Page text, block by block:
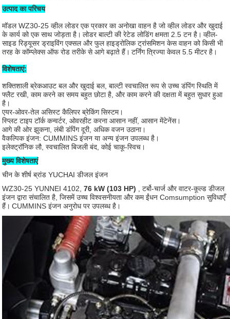
उत्पाद का परिचय
मॉडल WZ30-25 व्हील लोडर एक प्रकार का अनोखा वाहन है जो व्हील लोडर और खुदाई
के कार्य को एक साथ जोड़ता है। लोडर बाल्टी की रेटेड लोडिंग क्षमता 2.5 टन है। व्हील-
साइड रिड्यूसर ड्राइविंग एक्सल और फुल हाइड्रोलिक ट्रांसमिशन केस वाहन को किसी भी
तरह के कॉम्प्लेक्स ऑफ रोड तरीके से आगे बढ़ाते हैं। टर्निंग त्रिज्या केवल 5.5 मीटर है।
विशेषताएं:
शक्तिशाली ब्रेकआउट बल और खुदाई बल, बाल्टी स्वचालित रूप से उच्च डंपिंग स्थिति में
फ्लैट रखी, काम करने का समय बहुत छोटा है, और काम करने की दक्षता में बहुत सुधार हुआ
है।
एयर-ओवर-तेल असिस्ट कैलिपर ब्रेकिंग सिस्टम।
स्प्लिट टाइप टॉर्क कन्वर्टर, ओवरहीट करना आसान नहीं, आसान मेंटेनेंस।
आगे की ओर झुकना, लंबी डंपिंग दूरी, अधिक वजन उठाना।
वैकल्पिक इंजन: CUMMINS इंजन या अन्य इंजन उपलब्ध है।
इलेक्ट्रॉनिक लौ, स्वचालित बिजली बंद, कोई चाकू-स्विच।
मुख्य विशेषताएं
चीन के शीर्ष ब्रांड YUCHAI डीजल इंजन
WZ30-25 YUNNEI 4102, 76 kW (103 HP) , टर्बो-चार्ज और वाटर-कूल्ड डीजल
इंजन द्वारा संचालित है, जिसमें उच्च विश्वसनीयता और कम ईंधन Comsumption सुविधाएँ
हैं। CUMMINS इंजन अनुरोध पर उपलब्ध है।